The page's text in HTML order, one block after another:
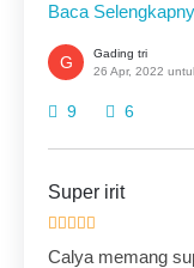
Baca
G
Gading tri
26 Apr, 2022
9 6
Super irit
Calya memang